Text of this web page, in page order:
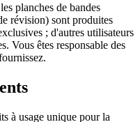
planches de bandes
révision) sont produites
; d'autres utilisateurs
Vous êtes responsable des
à usage unique pour la